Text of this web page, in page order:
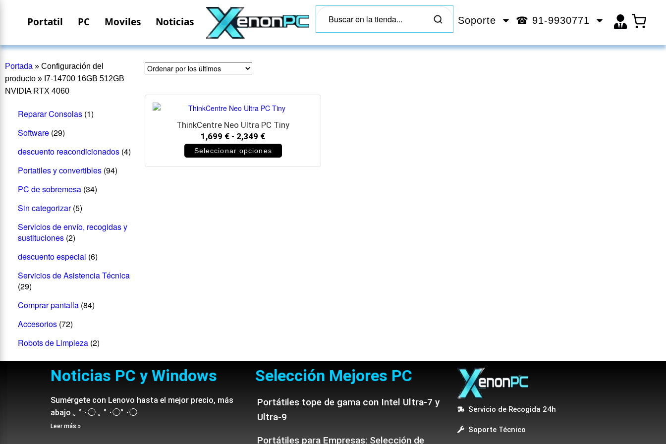
Portatil PC Moviles Noticias Soporte ☎ 91-9930771
Portada » Configuración del
producto » I7-14700 16GB 512GB
NVIDIA RTX 4060
Reparar Consolas (1)
Software (29)
descuento reacondicionados (4)
Portatiles y convertibles (94)
PC de sobremesa (34)
Sin categorizar (5)
Servicios de envío, recogidas y
sustituciones (2)
descuento especial (6)
Servicios de Asistencia Técnica
(29)
Comprar pantalla (84)
Accesorios (72)
Robots de Limpieza (2)
ThinkCentre Neo Ultra PC Tiny
1,699 € - 2,349 €
Seleccionar opciones
Noticias PC y Windows
Sumérgete con Lenovo hasta el mejor precio, más
abajo ｡ ° ･◯ ｡ ° ･◯° ･◯
Leer más »
Selección Mejores PC
Portátiles tope de gama con Intel Ultra-7 y
Ultra-9
Portátiles para Empresas: Selección de
Servicio de Recogida 24h
Soporte Técnico